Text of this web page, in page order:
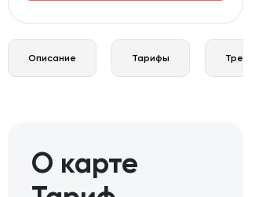
Описание Тарифы
О карте